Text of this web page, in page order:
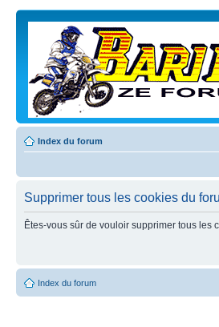
Index du forum
Supprimer tous les cookies du
Êtes-vous sûr de vouloir supprimer tous les
Index du forum